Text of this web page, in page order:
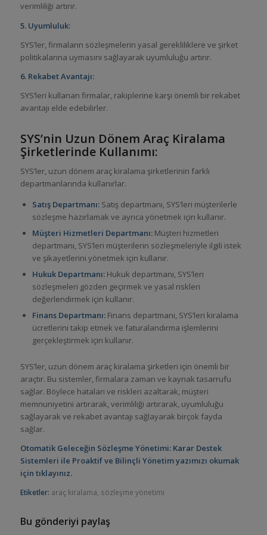
verimliliği artırır.
5. Uyumluluk:
SYS’ler, firmaların sözleşmelerin yasal gerekliliklere ve şirket
politikalarına uymasını sağlayarak uyumluluğu artırır.
6. Rekabet Avantajı:
SYS’leri kullanan firmalar, rakiplerine karşı önemli bir rekabet
avantajı elde edebilirler.
SYS’nin Uzun Dönem Araç Kiralama
Şirketlerinde Kullanımı:
SYS’ler, uzun dönem araç kiralama şirketlerinin farklı
departmanlarında kullanırlar.
Satış Departmanı:Satış departmanı, SYS’leri müşterilerle
sözleşme hazırlamak ve ayrıca yönetmek için kullanır.
Müşteri Hizmetleri Departmanı:Müşteri hizmetleri
departmanı, SYS’leri müşterilerin sözleşmeleriyle ilgili istek
ve şikayetlerini yönetmek için kullanır.
Hukuk Departmanı:Hukuk departmanı, SYS’leri
sözleşmeleri gözden geçirmek ve yasal riskleri
değerlendirmek için kullanır.
Finans Departmanı:Finans departmanı, SYS’leri kiralama
ücretlerini takip etmek ve faturalandırma işlemlerini
gerçekleştirmek için kullanır.
SYS’ler, uzun dönem araç kiralama şirketleri için önemli bir
araçtır. Bu sistemler, firmalara zaman ve kaynak tasarrufu
sağlar. Böylece hataları ve riskleri azaltarak, müşteri
memnuniyetini artırarak, verimliliği artırarak, uyumluluğu
sağlayarak ve rekabet avantajı sağlayarak birçok fayda
sağlar.
Otomatik Geleceğin Sözleşme Yönetimi: Karar Destek
Sistemleri ile Proaktif ve Bilinçli Yönetim yazımızı okumak
için tıklayınız.
Etiketler: araç kiralama sözleşme yönetimi
Bu gönderiyi paylaş